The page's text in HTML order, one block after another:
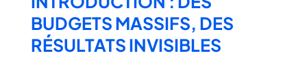
BUDGETS MASSIFS, DES
RÉSULTATS INVISIBLES